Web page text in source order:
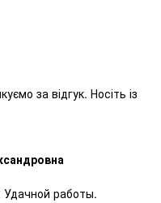
за відгук. Носіть із
работы.